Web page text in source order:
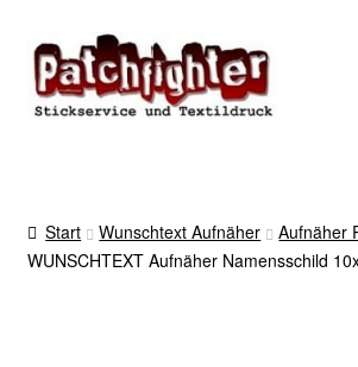
Zur
Navigation
springen
Zum
Inhalt
springen
Start Wunschtext Aufnäher
Aufnäher
WUNSCHTEXT Aufnäher Namensschild